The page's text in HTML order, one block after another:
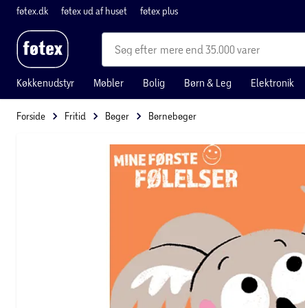
føtex.dk føtex ud af huset føtex plus
mere end 35.000 varer
Køkkenudstyr Møbler Bolig Børn & Leg Elektronik
Forside Fritid Bøger Børnebøger